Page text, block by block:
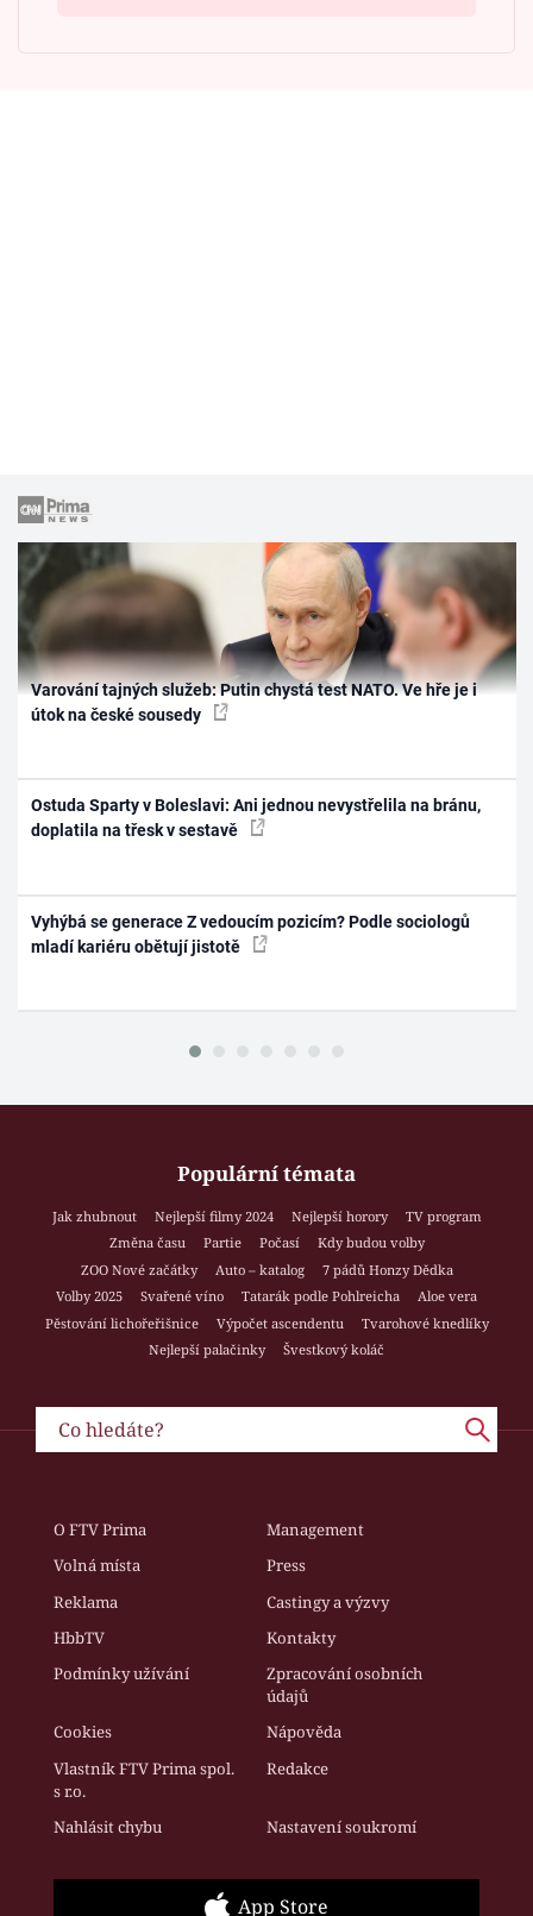
Varování tajných služeb: Putin chystá test NATO. Ve hře je i
útok na české sousedy
Ostuda Sparty v Boleslavi: Ani jednou nevystřelila na bránu,
doplatila na třesk v sestavě
Vyhýbá se generace Z vedoucím pozicím? Podle sociologů
mladí kariéru obětují jistotě
Populární témata
Jak zhubnout Nejlepší filmy 2024 Nejlepší horory
TV program
Změna času
Partie Počasí
Kdy budou volby
ZOO Nové začátky
Auto – katalog
7 pádů Honzy Dědka
Volby 2025
Svařené víno Tatarák podle Pohlreicha
Aloe vera
Pěstování lichořeřišnice
Výpočet ascendentu
Tvarohové knedlíky
Nejlepší palačinky
Švestkový koláč
O FTV Prima
Management
Volná místa
Press
Reklama
Castingy a výzvy
HbbTV
Kontakty
Podmínky užívání
Zpracování osobních
údajů
Cookies
Nápověda
Vlastník FTV Prima spol.
s r.o.
Redakce
Nahlásit chybu Nastavení soukromí
App Store